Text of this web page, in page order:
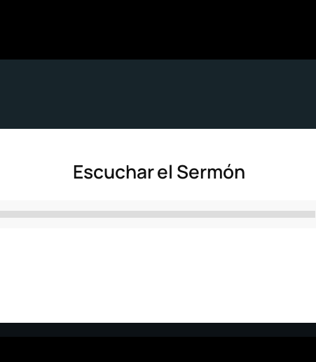
Escuchar el Sermón
Reproductor